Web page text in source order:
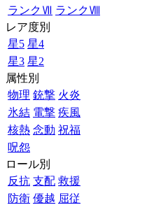
ランクⅦ ランクⅧ
レア度別
星5 星4
星3 星2
属性別
物理 銃撃 火炎
氷結 電撃 疾風
核熱 念動 祝福
呪怨
ロール別
反抗 支配 救援
防衛 優越 屈従